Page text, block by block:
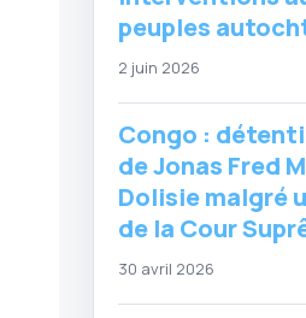
peuples
2 juin 2026
Congo :
de Jonas Fred
Dolisie malgré
de la Cour
30 avril 2026